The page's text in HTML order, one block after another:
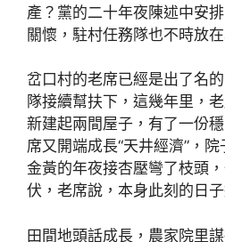
產？黨的二十年夜陳述中安
關懷，駐村任務隊也不時放在
岔口村的老席已經是出了名
隊接續幫扶下，這幾年里，
新建起兩間屋子，有了一份
席又開端成長“天井經濟”，
金黃的年夜接杏壓彎了枝頭
伏，老席說，本身此刻的日
田間地頭話成長，農家院里